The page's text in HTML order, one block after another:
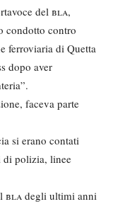
del bla,
condotto contro
ferroviaria di Quetta
dopo aver
faceva parte
si erano contati
di polizia, linee
bla degli ultimi anni